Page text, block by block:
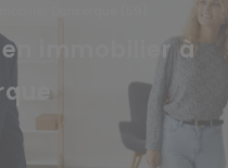
Dunkerque (59)
en immobilier à